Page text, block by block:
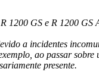
1200 GS e R 1200 GS
a incidentes
ao passar
presente.